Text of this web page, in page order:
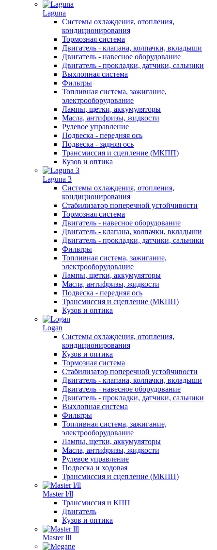
Laguna
Системы охлаждения, отопления,
кондиционирования
Тормозная система
Двигатель - клапана, колпачки, вкладыши
Двигатель - навесное оборудование
Двигатель - прокладки, датчики, сальники
Выхлопная система
Фильтры
Топливная система, зажигание,
электрооборудование
Лампы, щетки, аккумуляторы
Масла, антифризы, жидкости
Рулевое управление
Подвеска - передняя ось
Подвеска - задняя ось
Трансмиссия и сцепление (МКПП)
Кузов и оптика
Laguna 3
Системы охлаждения, отопления,
кондиционирования
Стабилизатор поперечной устойчивости
Тормозная система
Двигатель - навесное оборудование
Двигатель - клапана, колпачки, вкладыши
Двигатель - прокладки, датчики, сальники
Фильтры
Топливная система, зажигание,
электрооборудование
Лампы, щетки, аккумуляторы
Масла, антифризы, жидкости
Подвеска - передняя ось
Трансмиссия и сцепление (МКПП)
Кузов и оптика
Logan
Системы охлаждения, отопления,
кондиционирования
Кузов и оптика
Тормозная система
Стабилизатор поперечной устойчивости
Двигатель - клапана, колпачки, вкладыши
Двигатель - навесное оборудование
Двигатель - прокладки, датчики, сальники
Выхлопная система
Фильтры
Топливная система, зажигание,
электрооборудование
Лампы, щетки, аккумуляторы
Масла, антифризы, жидкости
Рулевое управление
Подвеска и ходовая
Трансмиссия и сцепление (МКПП)
Master l/ll
Трансмиссия и КПП
Двигатель
Кузов и оптика
Master lll